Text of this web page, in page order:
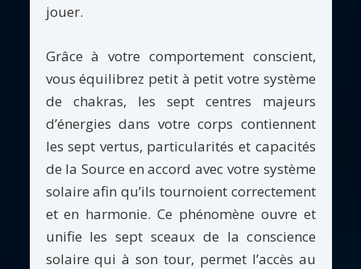
jouer.
Grâce à votre comportement conscient,
vous équilibrez petit à petit votre système
de chakras, les sept centres majeurs
d’énergies dans votre corps contiennent
les sept vertus, particularités et capacités
de la Source en accord avec votre système
solaire afin qu’ils tournoient correctement
et en harmonie. Ce phénomène ouvre et
unifie les sept sceaux de la conscience
solaire qui à son tour, permet l’accès au